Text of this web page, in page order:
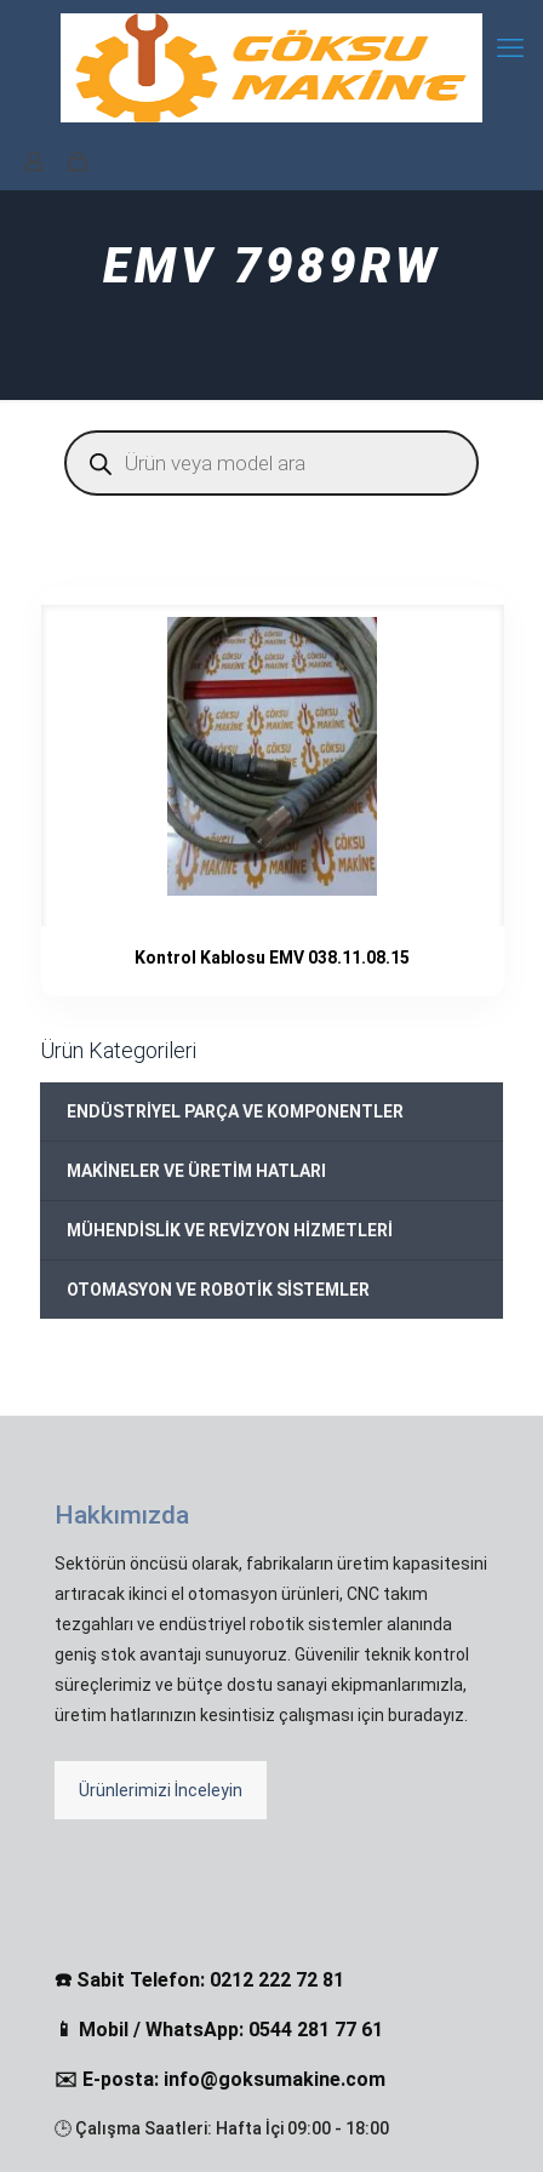
EMV 7989RW
Products
search
Kontrol Kablosu EMV 038.11.08.15
Ürün Kategorileri
ENDÜSTRİYEL PARÇA VE KOMPONENTLER
MAKİNELER VE ÜRETİM HATLARI
MÜHENDİSLİK VE REVİZYON HİZMETLERİ
OTOMASYON VE ROBOTİK SİSTEMLER
Hakkımızda
Sektörün öncüsü olarak, fabrikaların üretim kapasitesini
artıracak ikinci el otomasyon ürünleri, CNC takım
tezgahları ve endüstriyel robotik sistemler alanında
geniş stok avantajı sunuyoruz. Güvenilir teknik kontrol
süreçlerimiz ve bütçe dostu sanayi ekipmanlarımızla,
üretim hatlarınızın kesintisiz çalışması için buradayız.
Ürünlerimizi İnceleyin
☎️ Sabit Telefon: 0212 222 72 81
📱 Mobil / WhatsApp: 0544 281 77 61
✉️ E-posta: info@goksumakine.com
🕒 Çalışma Saatleri: Hafta İçi 09:00 - 18:00